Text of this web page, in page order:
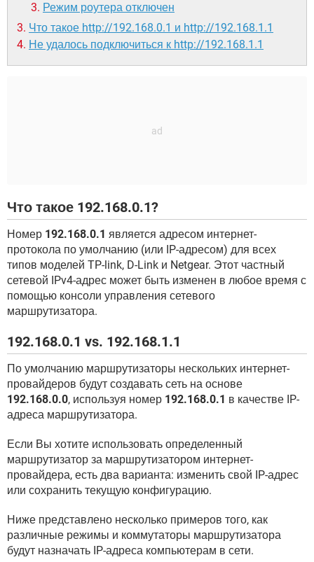
Режим роутера отключен
Что такое http://192.168.0.1 и http://192.168.1.1
Не удалось подключиться к http://192.168.1.1
Что такое 192.168.0.1?
Номер 192.168.0.1 является адресом интернет-
протокола по умолчанию (или IP-адресом) для всех
типов моделей TP-link, D-Link и Netgear. Этот частный
сетевой IPv4-адрес может быть изменен в любое время с
помощью консоли управления сетевого
маршрутизатора.
192.168.0.1 vs. 192.168.1.1
По умолчанию маршрутизаторы нескольких интернет-
провайдеров будут создавать сеть на основе
192.168.0.0, используя номер 192.168.0.1 в качестве IP-
адреса маршрутизатора.
Если Вы хотите использовать определенный
маршрутизатор за маршрутизатором интернет-
провайдера, есть два варианта: изменить свой IP-адрес
или сохранить текущую конфигурацию.
Ниже представлено несколько примеров того, как
различные режимы и коммутаторы маршрутизатора
будут назначать IP-адреса компьютерам в сети.